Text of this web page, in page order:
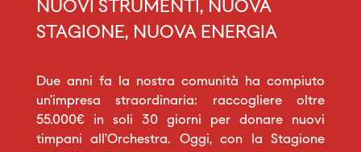
NUOVI STRUMENTI, NUOVA
STAGIONE, NUOVA ENERGIA
Due anni fa la nostra comunità ha compiuto
un’impresa straordinaria: raccogliere oltre
55.000€ in soli 30 giorni per donare nuovi
timpani all’Orchestra. Oggi, con la Stagione